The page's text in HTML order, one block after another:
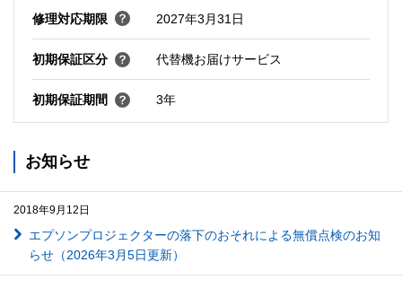
修理対応期限 2027年3月31日
初期保証区分 代替機お届けサービス
初期保証期間 3年
お知らせ
2018年9月12日
エプソンプロジェクターの落下のおそれによる無償点検のお知
らせ（2026年3月5日更新）